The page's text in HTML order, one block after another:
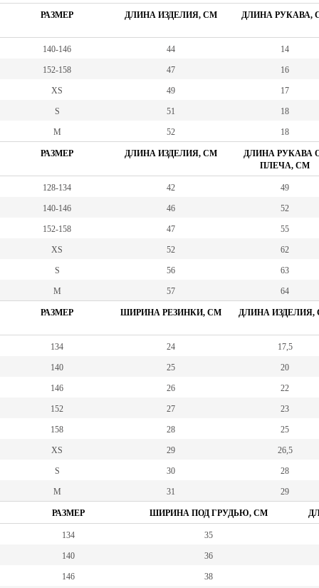
РАЗМЕР ДЛИНА ИЗДЕЛИЯ, СМ ДЛИНА РУКАВА,
140-146 44 14
152-158 47 16
XS 49 17
S 51 18
M 52 18
РАЗМЕР ДЛИНА ИЗДЕЛИЯ, СМ
ДЛИНА РУКАВА
ПЛЕЧА, СМ
128-134 42 49
140-146 46 52
152-158 47 55
XS 52 62
S 56 63
M 57 64
РАЗМЕР ШИРИНА РЕЗИНКИ, СМ ДЛИНА ИЗДЕЛИЯ,
134 24 17,5
140 25 20
146 26 22
152 27 23
158 28 25
XS 29 26,5
S 30 28
M 31 29
РАЗМЕР ШИРИНА ПОД ГРУДЬЮ, СМ
134 35
140 36
146 38